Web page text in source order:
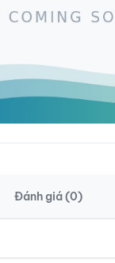
Đánh giá (0)